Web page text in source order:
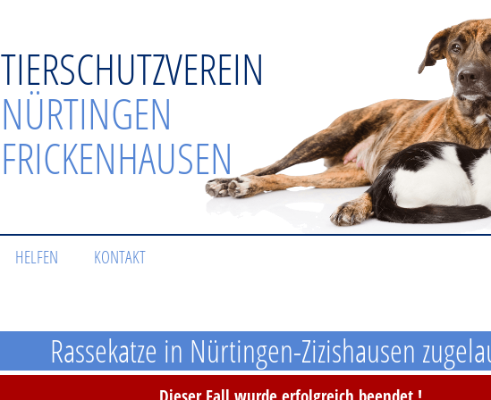
TIERSCHUTZVEREIN
NÜRTINGEN
FRICKENHAUSEN
HELFEN KONTAKT
Rassekatze in Nürtingen-Zizishausen